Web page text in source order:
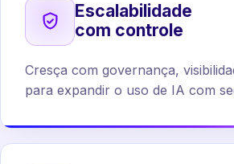
Escalabilidade
com controle
Cresça com governança,
para expandir o uso de IA com